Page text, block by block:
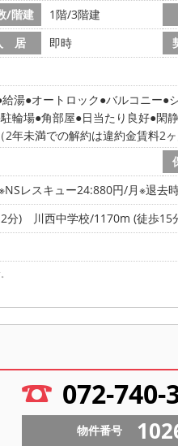
/階建 1階/3階建
居 即時
給湯 オートロック バルコニー
駐輪場 角部屋 日当たり良好 閑
年未満での解約は違約金賃料2
レスキュー24:880円/月※退去
分)
川西中学校/1170m (徒歩15
072-740-
物件番号